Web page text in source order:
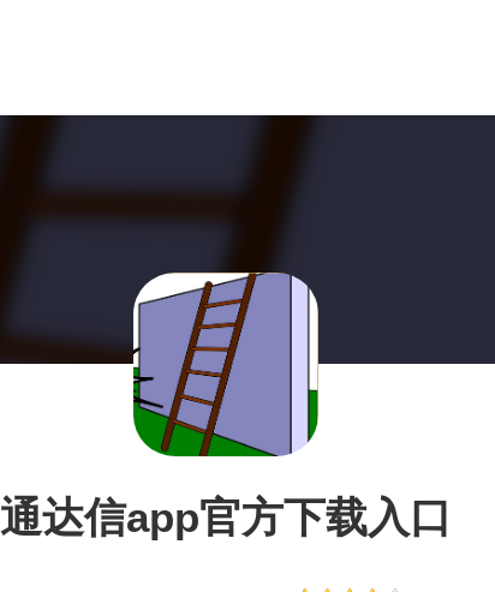
通达信app官方下载入口